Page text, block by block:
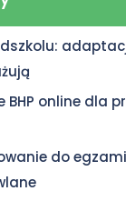
BHP online dla
do